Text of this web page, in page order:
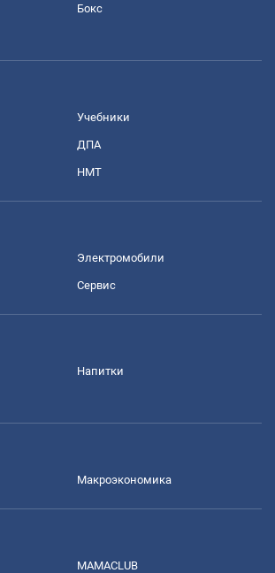
Бокс
Учебники
ДПА
НМТ
Электромобили
Сервис
Напитки
Mакроэкономика
MAMACLUB